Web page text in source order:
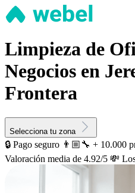
Limpieza de
Negocios en
Frontera
Selecciona tu zona
🔒 Pago seguro 👨🏼‍🔧 + 10.000
Valoración media de 4.92/5 💸